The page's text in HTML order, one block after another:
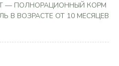
— ПОЛНОРАЦИОННЫЙ КОРМ
В ВОЗРАСТЕ ОТ 10 МЕСЯЦЕВ